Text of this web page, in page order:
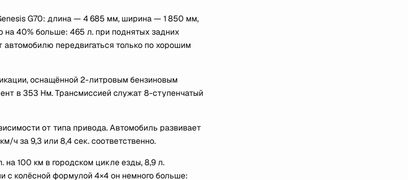
G70: длина — 4 685 мм, ширина — 1 850 мм,
40% больше: 465 л. при поднятых задних
передвигаться только по хорошим
оснащённой 2-литровым бензиновым
в 353 Нм. Трансмиссией служат 8-ступенчатый
от типа привода. Автомобиль развивает
ч за 9,3 или 8,4 сек. соответственно.
на 100 км в городском цикле езды, 8,9 л.
колёсной формулой 4×4 он немного больше: